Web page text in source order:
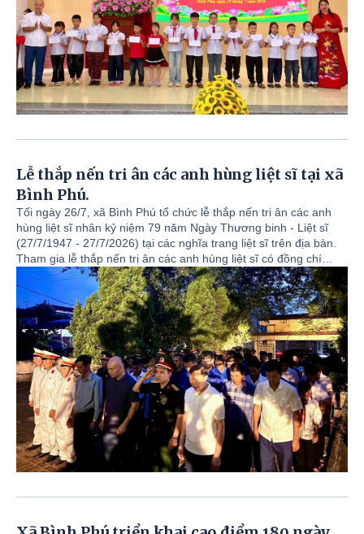
bàn; Giáo viên, học sinh có thành tích được phê duyệt nhận
thưởng trong các kỳ thi cấp tỉnh, cấp Quốc gia năm học 2025 -
2026; giáo viên bồi dưỡng học sinh giỏi và các cá nhân, tập thể
có thành tích được khen thưởng.
Lễ thắp nến tri ân các anh hùng liệt sĩ tại xã
Bình Phú.
Tối ngày 26/7, xã Bình Phú tổ chức lễ thắp nến tri ân các anh
hùng liệt sĩ nhân kỷ niệm 79 năm Ngày Thương binh - Liệt sĩ
(27/7/1947 - 27/7/2026) tại các nghĩa trang liệt sĩ trên địa bàn.
Tham gia lễ thắp nến tri ân các anh hùng liệt sĩ có đồng chí
Nguyễn Hồng Phong - Bí thư Đảng uỷ, Chủ tịch HĐND xã; đồng
chí Trịnh Đức Lai - Phó Bí thư Đảng uỷ, Chủ tịch UBND xã; đồng
chí Dương Thị Kim Dung - Phó Bí thư Thường trực Đảng uỷ xã;
các đồng chí Uỷ viên BTV Đảng uỷ; Uỷ viên BCH Đảng bộ xã;
lãnh đạo các tổ chức,cơ quan, đơn vị thuộc xã; đại biểu Tiểu
đoàn 19- Quân khu II; lực lượng đoàn viên, thanh niên cùng đại
diện các thôn, bà con nhân dân; thân nhân các gia đình liệt sĩ
trên địa bàn.